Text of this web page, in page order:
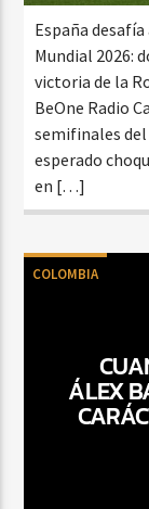
España
Mundial 2026:
victoria de la
BeOne Radio
semifinales del
esperado
en […]
COLOMBIA
ÁLEX